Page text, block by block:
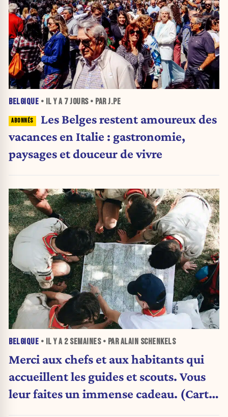
BELGIQUE • IL Y A 7 JOURS• PAR J.PE
Les Belges restent amoureux des
vacances en Italie : gastronomie,
paysages et douceur de vivre
BELGIQUE • IL Y A 2 SEMAINES• PAR ALAIN SCHENKELS
Merci aux chefs et aux habitants qui
accueillent les guides et scouts. Vous
leur faites un immense cadeau. (Carte